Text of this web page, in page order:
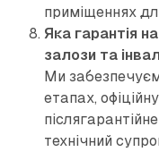
приміщеннях
Яка гарантія
залози та
Ми
етапах,
технічний